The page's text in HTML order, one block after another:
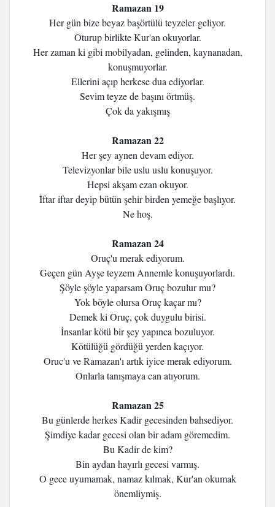
Ramazan 19
Her gün bize beyaz başörtülü teyzeler geliyor.
Oturup birlikte Kur'an okuyorlar.
Her zaman ki gibi mobilyadan, gelinden, kaynanadan,
konuşmuyorlar.
Ellerini açıp herkese dua ediyorlar.
Sevim teyze de başını örtmüş.
Çok da yakışmış
Ramazan 22
Her şey aynen devam ediyor.
Televizyonlar bile uslu uslu konuşuyor.
Hepsi akşam ezan okuyor.
İftar iftar deyip bütün şehir birden yemeğe başlıyor.
Ne hoş.
Ramazan 24
Oruç'u merak ediyorum.
Geçen gün Ayşe teyzem Annemle konuşuyorlardı.
Şöyle şöyle yaparsam Oruç bozulur mu?
Yok böyle olursa Oruç kaçar mı?
Demek ki Oruç, çok duygulu birisi.
İnsanlar kötü bir şey yapınca bozuluyor.
Kötülüğü gördüğü yerden kaçıyor.
Oruc'u ve Ramazan'ı artık iyice merak ediyorum.
Onlarla tanışmaya can atıyorum.
Ramazan 25
Bu günlerde herkes Kadir gecesinden bahsediyor.
Şimdiye kadar gecesi olan bir adam göremedim.
Bu Kadir de kim?
Bin aydan hayırlı gecesi varmış.
O gece uyumamak, namaz kılmak, Kur'an okumak
önemliymiş.